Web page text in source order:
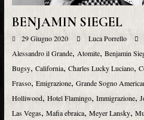
BENJAMIN SIEGEL
29 Giugno 2020 Luca Porrello
Alessandro il Grande, Atomite, Benjamin
Bugsy, California, Charles Lucky Luciano,
Frasso, Emigrazione, Grande Sogno
Holliwood, Hotel Flamingo, Immigrazione,
Las Vegas, Mafia ebraica, Meyer Lansky,